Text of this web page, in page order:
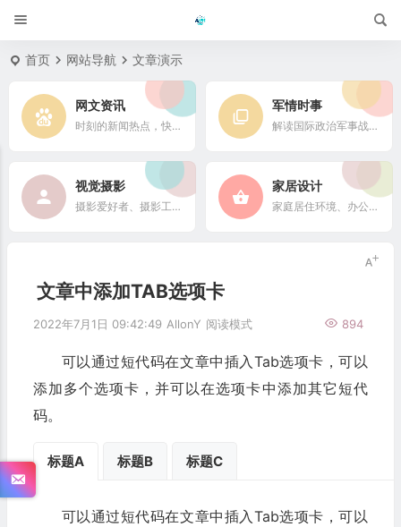
首页 网站导航 文章演示
网文资讯
时刻的新闻热点，快速了解它们的最新进展
军情时事
解读国际政治军事战略格局
视觉摄影
摄影爱好者、摄影工作者及摄影行业信息
家居设计
家庭居住环境、办公场所、公共空间陈设风格以设计搭配
文章中添加TAB选项卡
2022年7月1日 09:42:49 AllonY 894
阅读模式
可以通过短代码在文章中插入Tab选项卡，可以
添加多个选项卡，并可以在选项卡中添加其它短代
码。
标题A 标题B 标题C
可以通过短代码在文章中插入Tab选项卡，可以